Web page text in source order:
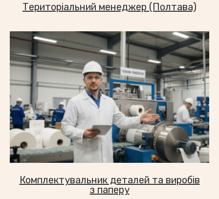
Територіальний менеджер (Полтава)
Комплектувальник деталей та виробів
з паперу